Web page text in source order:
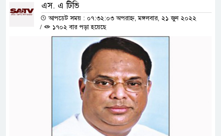
এস. এ টিভি
আপডেট সময় : ০৭:৩২:০৩ অপরাহ্ন, মঙ্গলবার, ২১ জুন ২০২২
/
১৭০২ বার পড়া হয়েছে